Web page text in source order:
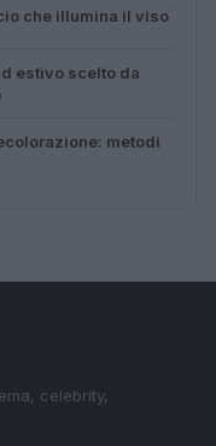
che illumina il viso
estivo scelto da
metodi
celebrity,